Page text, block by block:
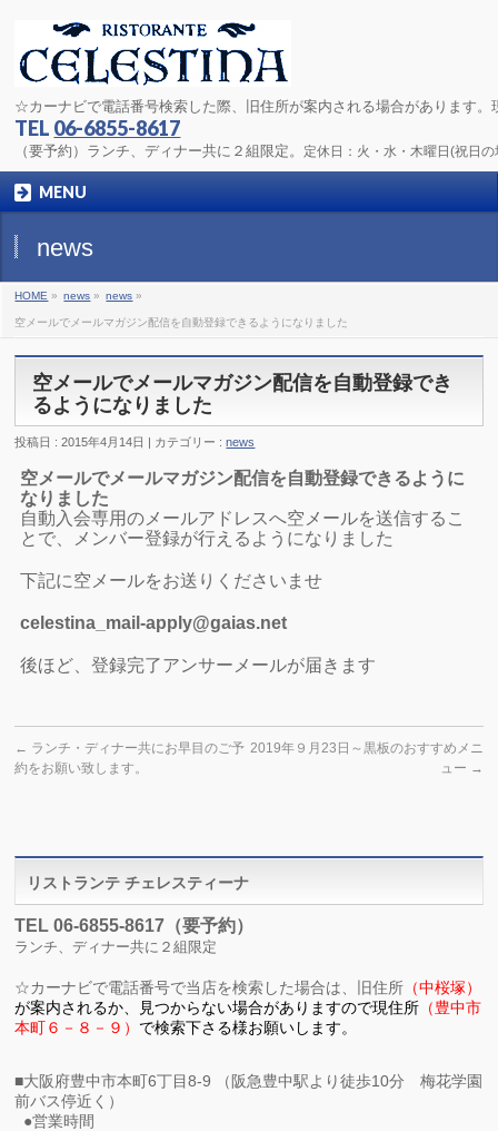
☆カーナビで電話番号検索した際、旧住所が案内される場合があります。
TEL 06-6855-8617
（要予約）ランチ、ディナー共に２組限定。 定休日：火・水・木曜日(祝日
MENU
news
HOME » news » news »
空メールでメールマガジン配信を自動登録できるようになりました
空メールでメールマガジン配信を自動登録でき
るようになりました
投稿日 : 2015年4月14日 カテゴリー :news
空メールでメールマガジン配信を自動登録できるように
なりました
自動入会専用のメールアドレスへ空メールを送信するこ
とで、メンバー登録が行えるようになりました
下記に空メールをお送りくださいませ
celestina_mail-apply@gaias.net
後ほど、登録完了アンサーメールが届きます
← ランチ・ディナー共にお早目のご予
約をお願い致します。
2019年９月23日～黒板のおすすめメニ
ュー →
リストランテ チェレスティーナ
TEL 06-6855-8617（要予約）
ランチ、ディナー共に２組限定
☆カーナビで電話番号で当店を検索した場合は、旧住所 （中桜塚）
が案内されるか、見つからない場合がありますので現住所 （豊中市
本町６－８－９） で検索下さる様お願いします。
■大阪府豊中市本町6丁目8-9 （阪急豊中駅より徒歩10分 梅花学園
前バス停近く）
●営業時間